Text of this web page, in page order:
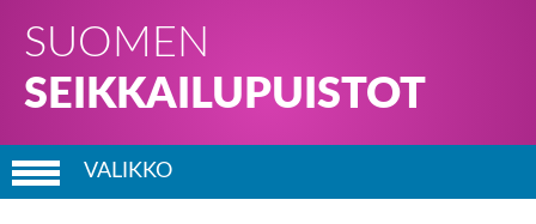
SUOMEN
SEIKKAILUPUISTOT
VALIKKO